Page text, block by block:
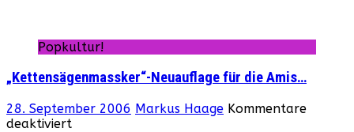
Popkultur!
„Kettensägenmassker“-Neuauflage für die Amis…
28. September 2006 Markus Haage Kommentare
deaktiviertfür